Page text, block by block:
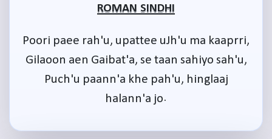
ROMAN SINDHI
Poori paee rah'u, upattee uJh'u ma kaaprri,
Gilaoon aen Gaibat'a, se taan sahiyo sah'u,
Puch'u paann'a khe pah'u, hinglaaj
halann'a jo.